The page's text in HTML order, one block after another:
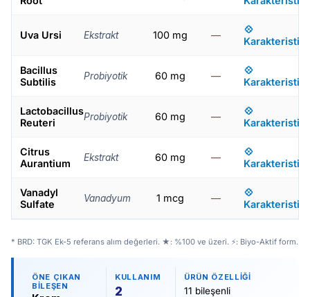
Uva Ursi Ekstrakt 100 mg —
💠
Karakteristik
Bacillus
Subtilis
Probiyotik 60 mg —
💠
Karakteristik
Lactobacillus
Reuteri
Probiyotik 60 mg —
💠
Karakteristik
Citrus
Aurantium
Ekstrakt 60 mg —
💠
Karakteristik
Vanadyl
Sulfate
Vanadyum 1 mcg —
💠
Karakteristik
* BRD: TGK Ek-5 referans alım değerleri. ★: %100 ve üzeri. ⚡: Biyo-Aktif form.
ÖNE ÇIKAN
BILEŞEN
KULLANIM
2
ÜRÜN ÖZELLIĞI
11 bileşenli